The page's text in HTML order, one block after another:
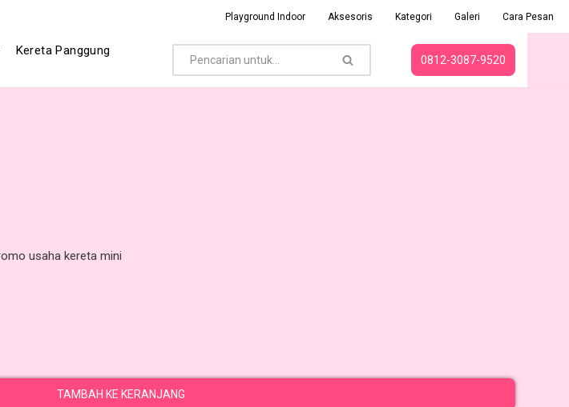
Playground Indoor Aksesoris Kategori Galeri Cara Pesan
Kereta Panggung
0812-3087-9520
TAMBAH KE KERANJANG